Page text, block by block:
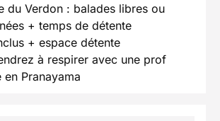
du Verdon : balades libres ou
+ temps de détente
+ espace détente
à respirer avec une prof
en Pranayama